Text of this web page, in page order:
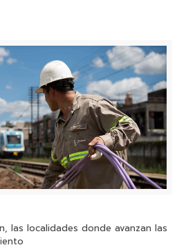
las localidades donde avanzan las